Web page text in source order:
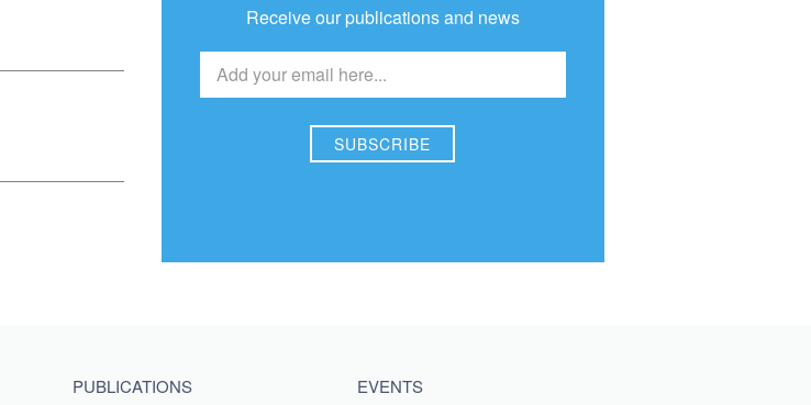
Receive our publications and news
PUBLICATIONS EVENTS